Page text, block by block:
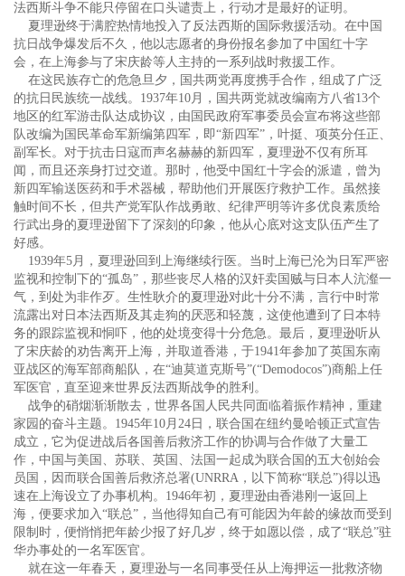
法西斯斗争不能只停留在口头谴责上，行动才是最好的证明。
夏理逊终于满腔热情地投入了反法西斯的国际救援活动。在中国
抗日战争爆发后不久，他以志愿者的身份报名参加了中国红十字
会，在上海参与了宋庆龄等人主持的一系列战时救援工作。
在这民族存亡的危急旦夕，国共两党再度携手合作，组成了广泛
的抗日民族统一战线。1937年10月，国共两党就改编南方八省13个
地区的红军游击队达成协议，由国民政府军事委员会宣布将这些部
队改编为国民革命军新编第四军，即“新四军”，叶挺、项英分任正、
副军长。对于抗击日寇而声名赫赫的新四军，夏理逊不仅有所耳
闻，而且还亲身打过交道。那时，他受中国红十字会的派遣，曾为
新四军输送医药和手术器械，帮助他们开展医疗救护工作。虽然接
触时间不长，但共产党军队作战勇敢、纪律严明等许多优良素质给
行武出身的夏理逊留下了深刻的印象，他从心底对这支队伍产生了
好感。
1939年5月，夏理逊回到上海继续行医。当时上海已沦为日军严密
监视和控制下的“孤岛”，那些丧尽人格的汉奸卖国贼与日本人沆瀣一
气，到处为非作歹。生性耿介的夏理逊对此十分不满，言行中时常
流露出对日本法西斯及其走狗的厌恶和轻蔑，这使他遭到了日本特
务的跟踪监视和恫吓，他的处境变得十分危急。最后，夏理逊听从
了宋庆龄的劝告离开上海，并取道香港，于1941年参加了英国东南
亚战区的海军部商船队，在“迪莫道克斯号”(“Demodocos”)商船上任
军医官，直至迎来世界反法西斯战争的胜利。
战争的硝烟渐渐散去，世界各国人民共同面临着振作精神，重建
家园的奋斗主题。1945年10月24日，联合国在纽约曼哈顿正式宣告
成立，它为促进战后各国善后救济工作的协调与合作做了大量工
作，中国与美国、苏联、英国、法国一起成为联合国的五大创始会
员国，因而联合国善后救济总署(UNRRA，以下简称“联总”)得以迅
速在上海设立了办事机构。1946年初，夏理逊由香港刚一返回上
海，便要求加入“联总”，当他得知自己有可能因为年龄的缘故而受到
限制时，便悄悄把年龄少报了好几岁，终于如愿以偿，成了“联总”驻
华办事处的一名军医官。
就在这一年春天，夏理逊与一名同事受任从上海押运一批救济物